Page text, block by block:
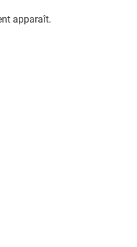
apparaît.